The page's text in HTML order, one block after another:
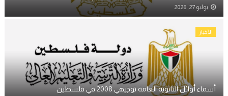
يوليو 27, 2026
الأخبار
أسماء أوائل الثانوية العامة توجيهي 2008 في فلسطين